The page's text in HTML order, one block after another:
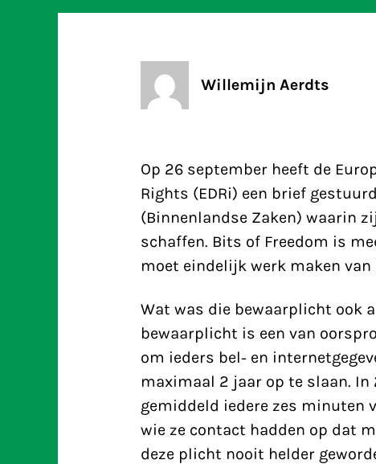
Willemijn Aerdts
Op 26 september heeft de
Rights (EDRi) een brief
(Binnenlandse Zaken) waarin
schaffen. Bits of Freedom is
moet eindelijk werk maken van
Wat was die bewaarplicht ook
bewaarplicht is een van
om ieders bel- en
maximaal 2 jaar op te slaan. In
gemiddeld iedere zes minuten
wie ze contact hadden op dat
deze plicht nooit helder